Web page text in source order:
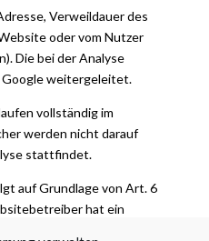
Verweildauer des
oder vom Nutzer
Die bei der Analyse
weitergeleitet.
vollständig im
werden nicht darauf
stattfindet.
auf Grundlage von Art. 6
hat ein